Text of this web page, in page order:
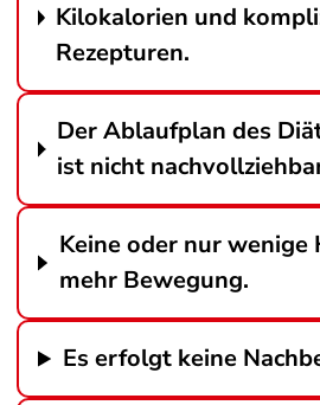
Kilokalorien und
Rezepturen.
Der Ablaufplan des
ist nicht
Keine oder nur wenige
mehr Bewegung.
Es erfolgt keine